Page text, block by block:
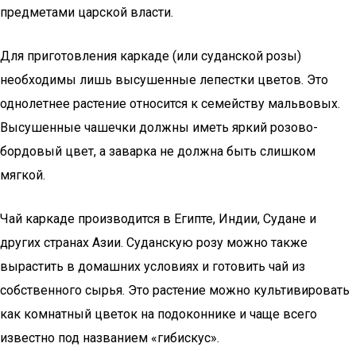
предметами царской власти.
Для приготовления каркаде (или суданской розы)
необходимы лишь высушенные лепестки цветов. Это
однолетнее растение относится к семейству мальвовых.
Высушенные чашечки должны иметь яркий розово-
бордовый цвет, а заварка не должна быть слишком
мягкой.
Чай каркаде производится в Египте, Индии, Судане и
других странах Азии. Суданскую розу можно также
вырастить в домашних условиях и готовить чай из
собственного сырья. Это растение можно культивировать
как комнатный цветок на подоконнике и чаще всего
известно под названием «гибискус».